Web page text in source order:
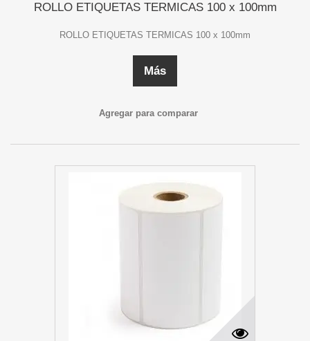
ROLLO ETIQUETAS TERMICAS 100 x 100mm
ROLLO ETIQUETAS TERMICAS 100 x 100mm
Más
Agregar para comparar